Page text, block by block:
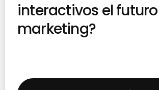
interactivos el
marketing?